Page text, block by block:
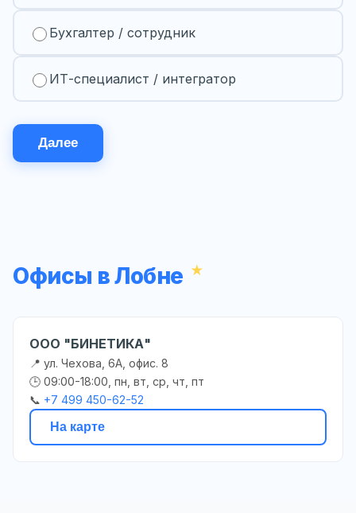
Бухгалтер / сотрудник
ИТ-специалист / интегратор
Далее
Офисы в Лобне
ООО "БИНЕТИКА"
📍 ул. Чехова, 6А, офис. 8
🕒 09:00-18:00, пн, вт, ср, чт, пт
📞 +7 499 450-62-52
На карте